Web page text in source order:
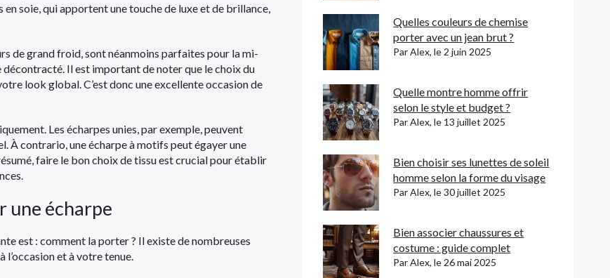
soie, qui apportent une touche de luxe et de brillance,
de grand froid, sont néanmoins parfaites pour la mi-
Il est important de noter que le choix du
look global. C’est donc une excellente occasion de
Les écharpes unies, par exemple, peuvent
À contrario, une écharpe à motifs peut égayer une
faire le bon choix de tissu est crucial pour établir
une écharpe
est : comment la porter ? Il existe de nombreuses
l’occasion et à votre tenue.
Quelles couleurs de chemise
porter avec un jean brut ?
Par Alex, le 2 juin 2025
Quelle montre homme offrir
selon le style et budget ?
Par Alex, le 13 juillet 2025
Bien choisir ses lunettes de soleil
homme selon la forme du visage
Par Alex, le 30 juillet 2025
Bien associer chaussures et
costume : guide complet
Par Alex, le 26 mai 2025